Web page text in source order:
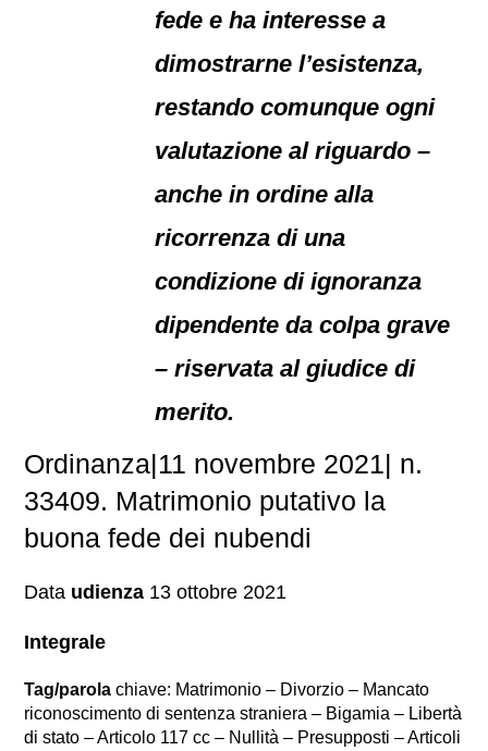
fede e ha interesse a
dimostrarne l’esistenza,
restando comunque ogni
valutazione al riguardo –
anche in ordine alla
ricorrenza di una
condizione di ignoranza
dipendente da colpa grave
– riservata al giudice di
merito.
Ordinanza|11 novembre 2021| n.
33409. Matrimonio putativo la
buona fede dei nubendi
Data udienza 13 ottobre 2021
Integrale
Tag/parola chiave: Matrimonio – Divorzio – Mancato
riconoscimento di sentenza straniera – Bigamia – Libertà
di stato – Articolo 117 cc – Nullità – Presupposti – Articoli